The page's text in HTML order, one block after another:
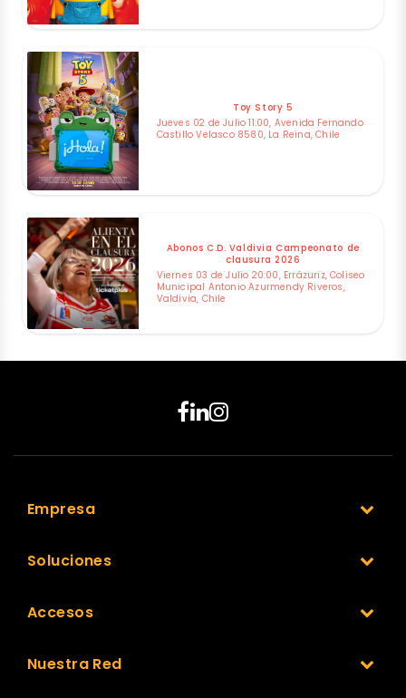
Toy Story 5
Jueves 02 de Julio 11:00, Avenida Fernando
Castillo Velasco 8580, La Reina, Chile
Abonos C.D. Valdivia Campeonato de
clausura 2026
Viernes 03 de Julio 20:00, Errázuriz, Coliseo
Municipal Antonio Azurmendy Riveros,
Valdivia, Chile
Empresa
Soluciones
Accesos
Nuestra Red